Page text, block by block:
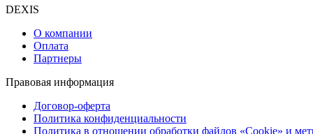
DEXIS
О компании
Оплата
Партнеры
Правовая информация
Договор-оферта
Политика конфиденциальности
Политика в отношении обработки файлов «Cookie» и